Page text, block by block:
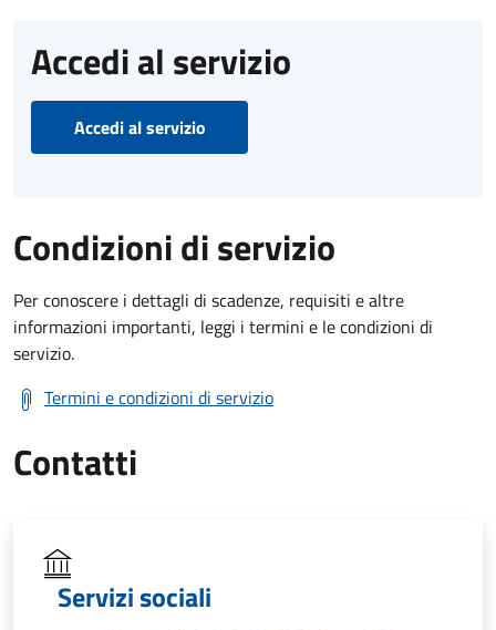
Accedi al servizio
Accedi al servizio
Condizioni di servizio
Per conoscere i dettagli di scadenze, requisiti e altre
informazioni importanti, leggi i termini e le condizioni di
servizio.
Termini e condizioni di servizio
Contatti
Servizi sociali